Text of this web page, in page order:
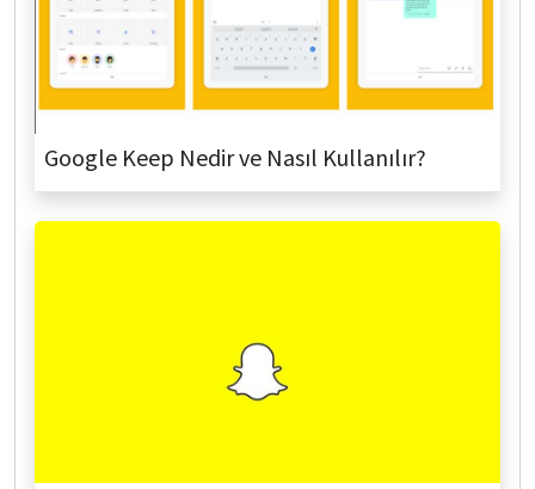
Google Keep Nedir ve Nasıl Kullanılır?